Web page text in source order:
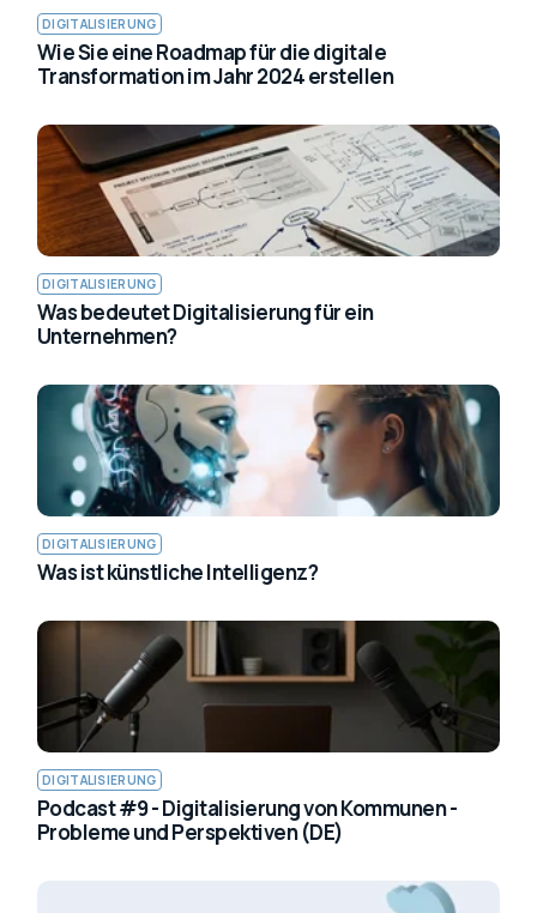
DIGITALISIERUNG
Wie Sie eine Roadmap für die digitale
Transformation im Jahr 2024 erstellen
DIGITALISIERUNG
Was bedeutet Digitalisierung für ein
Unternehmen?
DIGITALISIERUNG
Was ist künstliche Intelligenz?
DIGITALISIERUNG
Podcast #9 - Digitalisierung von Kommunen -
Probleme und Perspektiven (DE)